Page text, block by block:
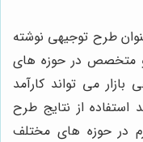
طرح توجیهی نوشته
متخصص در حوزه های
می تواند کارآمد
از نتایج طرح
در حوزه های مختلف